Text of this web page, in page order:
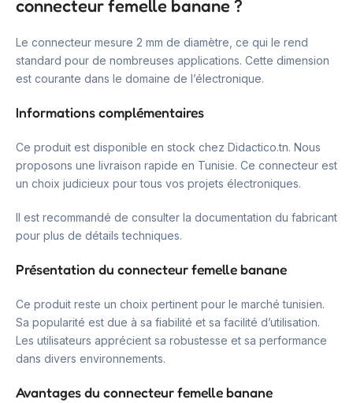
connecteur femelle banane ?
Le connecteur mesure 2 mm de diamètre, ce qui le rend
standard pour de nombreuses applications. Cette dimension
est courante dans le domaine de l’électronique.
Informations complémentaires
Ce produit est disponible en stock chez Didactico.tn. Nous
proposons une livraison rapide en Tunisie. Ce connecteur est
un choix judicieux pour tous vos projets électroniques.
Il est recommandé de consulter la documentation du fabricant
pour plus de détails techniques.
Présentation du connecteur femelle banane
Ce produit reste un choix pertinent pour le marché tunisien.
Sa popularité est due à sa fiabilité et sa facilité d’utilisation.
Les utilisateurs apprécient sa robustesse et sa performance
dans divers environnements.
Avantages du connecteur femelle banane